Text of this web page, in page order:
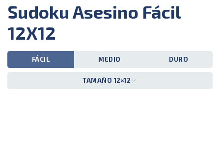
Sudoku Asesino Fácil
12X12
FÁCIL MEDIO DURO
TAMAÑO 12×12